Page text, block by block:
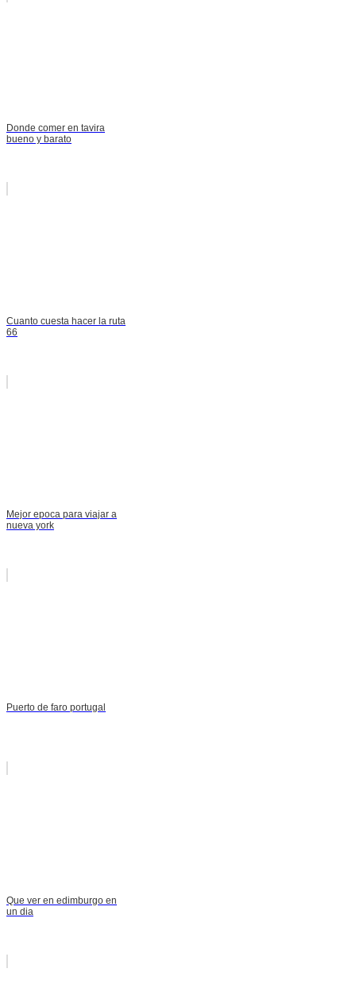
Donde comer en tavira
bueno y barato
Cuanto cuesta hacer la ruta
66
Mejor epoca para viajar a
nueva york
Puerto de faro portugal
Que ver en edimburgo en
un dia